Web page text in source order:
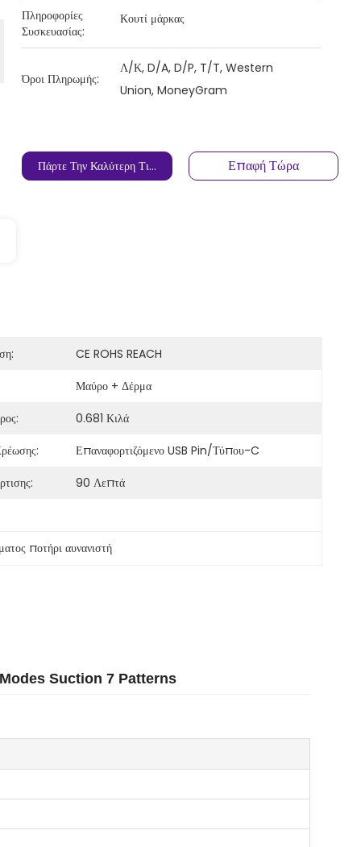
Πληροφορίες
Συσκευασίας:
Κουτί μάρκας
Όροι Πληρωμής:
Λ/Κ, D/A, D/P, T/T, Western
Union, MoneyGram
Πάρτε Την Καλύτερη Τιμή Επαφή Τώρα
CE ROHS REACH
Μαύρο + Δέρμα
0.681 Κιλά
Επαναφορτιζόμενο USB Pin/τύπου-C
90 Λεπτά
ποτήρι αυνανιστή
Suction 7 Patterns